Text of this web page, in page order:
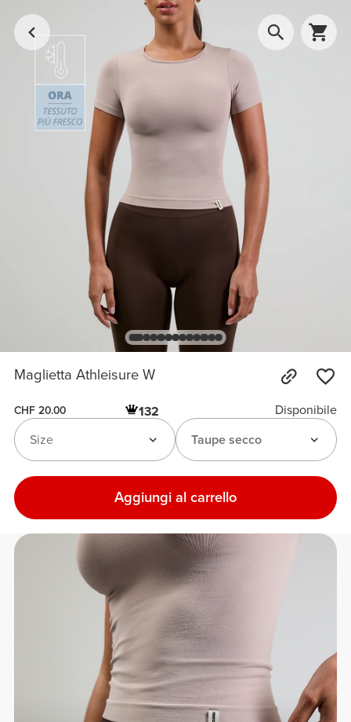
Maglietta Athleisure W
CHF 20.00 132
Disponibile
Taupe secco
Size
Aggiungi al carrello